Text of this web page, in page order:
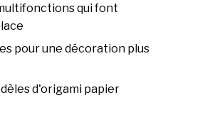
qui font
pour une décoration plus
d'origami papier